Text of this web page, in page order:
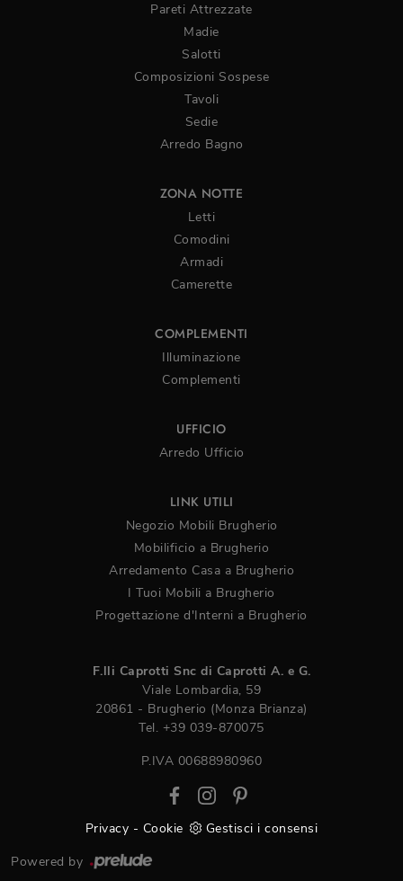
Pareti Attrezzate
Madie
Salotti
Composizioni Sospese
Tavoli
Sedie
Arredo Bagno
ZONA NOTTE
Letti
Comodini
Armadi
Camerette
COMPLEMENTI
Illuminazione
Complementi
UFFICIO
Arredo Ufficio
LINK UTILI
Negozio Mobili Brugherio
Mobilificio a Brugherio
Arredamento Casa a Brugherio
I Tuoi Mobili a Brugherio
Progettazione d'Interni a Brugherio
F.lli Caprotti Snc di Caprotti A. e G.
Viale Lombardia, 59
20861 - Brugherio (Monza Brianza)
Tel. +39 039-870075
P.IVA 00688980960
Privacy - Cookie
Gestisci i consensi
Powered by